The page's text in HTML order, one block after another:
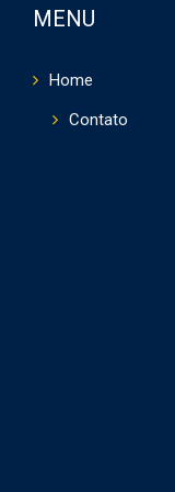
MENU
Home
Contato